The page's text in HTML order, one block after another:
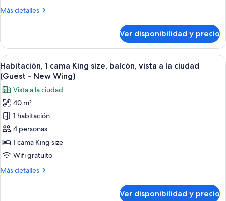
balcón,
la
piscina
(New
Wing)
Más detalles
Más
1
cama
King
size,
balcón,
vista
a
la
piscina
(New
Ver disponibilidad y precio
Ver
todas
las
fotos
de
Habitación,
1
cama
King
balcón,
Una habitación de hotel moderna
7
Habitación, 1 cama King size, balcón, vista a la ciudad
(Guest - New Wing)
Vista a la ciudad
40 m²
1 habitación
4 personas
1 cama King size
Wifi gratuito
Más detalles
Más
Ver disponibilidad y precio